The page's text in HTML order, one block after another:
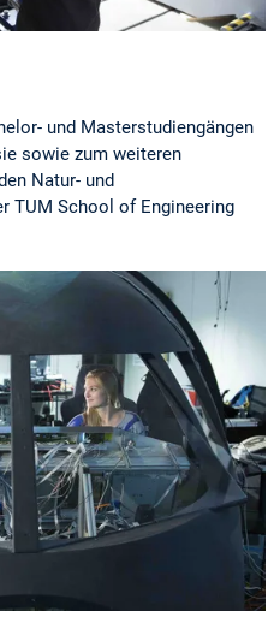
und Masterstudiengängen
sowie zum weiteren
Natur- und
TUM School of Engineering